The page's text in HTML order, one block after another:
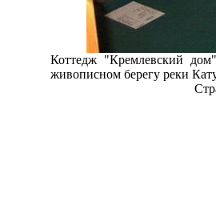
Коттедж "Кремлевский
живописном берегу реки